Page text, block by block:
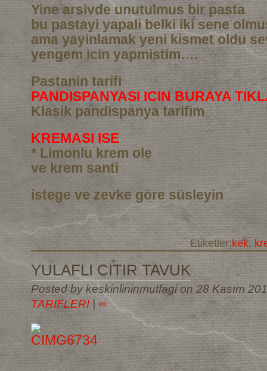
Yine arsivde unutulmus bir pasta
bu pastayi yapali belki iki sene
ama yayinlamak yeni kismet oldu
yengem icin yapmistim….
Pastanin tarifi
PANDISPANYASI ICIN BURAYA
Klasik pandispanya tarifim
KREMASI ISE
* Limonlu krem ole
ve krem santi
istege ve zevke göre süsleyin
Etiketler:kek,
YULAFLI CITIR TAVUK
Posted by keskinlininmutfagi on 28 Kasım
TARIFLERI
∞